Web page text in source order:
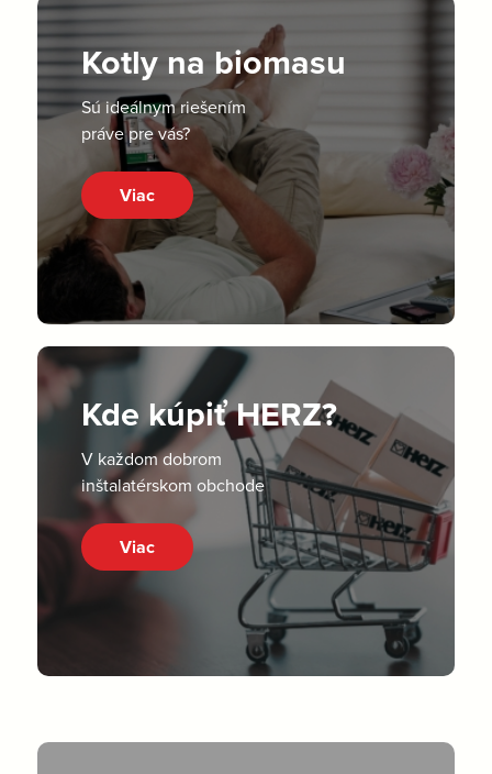
Kotly na biomasu
Sú ideálnym riešením
práve pre vás?
Viac
Kde kúpiť HERZ?
V každom dobrom
inštalatérskom obchode
Viac